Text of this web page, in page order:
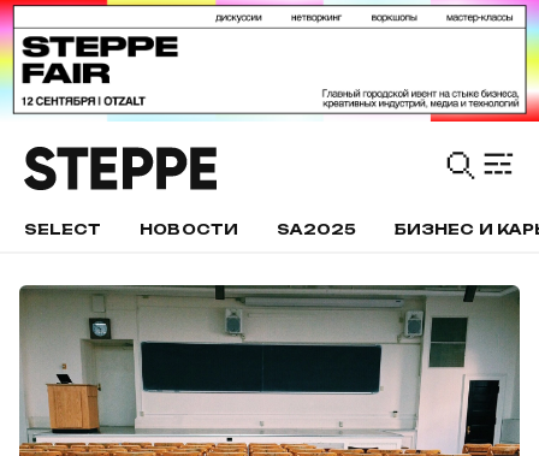
SELECT НОВОСТИ SA2025 БИЗНЕС И